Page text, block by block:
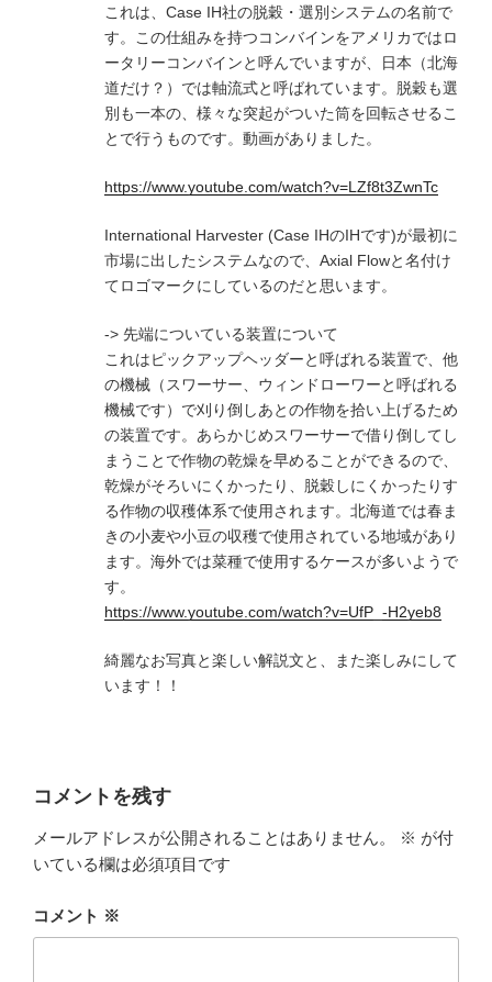
これは、Case IH社の脱穀・選別システムの名前で
す。この仕組みを持つコンバインをアメリカではロ
ータリーコンバインと呼んでいますが、日本（北海
道だけ？）では軸流式と呼ばれています。脱穀も選
別も一本の、様々な突起がついた筒を回転させるこ
とで行うものです。動画がありました。
https://www.youtube.com/watch?v=LZf8t3ZwnTc
International Harvester (Case IHのIHです)が最初に
市場に出したシステムなので、Axial Flowと名付け
てロゴマークにしているのだと思います。
-> 先端についている装置について
これはピックアップヘッダーと呼ばれる装置で、他
の機械（スワーサー、ウィンドローワーと呼ばれる
機械です）で刈り倒しあとの作物を拾い上げるため
の装置です。あらかじめスワーサーで借り倒してし
まうことで作物の乾燥を早めることができるので、
乾燥がそろいにくかったり、脱穀しにくかったりす
る作物の収穫体系で使用されます。北海道では春ま
きの小麦や小豆の収穫で使用されている地域があり
ます。海外では菜種で使用するケースが多いようで
す。
https://www.youtube.com/watch?v=UfP_-H2yeb8
綺麗なお写真と楽しい解説文と、また楽しみにして
います！！
コメントを残す
メールアドレスが公開されることはありません。 ※ が付
いている欄は必須項目です
コメント ※